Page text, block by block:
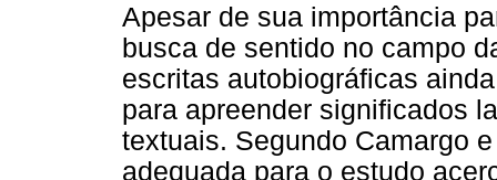
Apesar de sua importância
busca de sentido no campo
escritas autobiográficas
para apreender significados
textuais. Segundo Camargo
adequada para o estudo